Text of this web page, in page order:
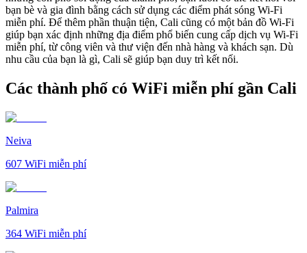
bạn bè và gia đình bằng cách sử dụng các điểm phát sóng Wi-Fi
miễn phí. Để thêm phần thuận tiện, Cali cũng có một bản đồ Wi-Fi
giúp bạn xác định những địa điểm phổ biến cung cấp dịch vụ Wi-Fi
miễn phí, từ công viên và thư viện đến nhà hàng và khách sạn. Dù
nhu cầu của bạn là gì, Cali sẽ giúp bạn duy trì kết nối.
Các thành phố có WiFi miễn phí gần Cali
Neiva
607 WiFi miễn phí
Palmira
364 WiFi miễn phí